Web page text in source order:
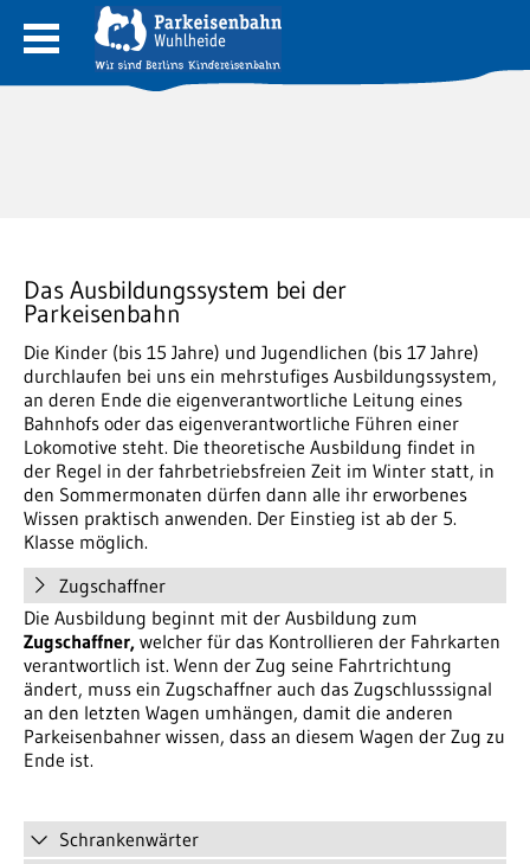
Das Ausbildungssystem bei der
Parkeisenbahn
Die Kinder (bis 15 Jahre) und Jugendlichen (bis 17 Jahre)
durchlaufen bei uns ein mehrstufiges Ausbildungssystem,
an deren Ende die eigenverantwortliche Leitung eines
Bahnhofs oder das eigenverantwortliche Führen einer
Lokomotive steht. Die theoretische Ausbildung findet in
der Regel in der fahrbetriebsfreien Zeit im Winter statt, in
den Sommermonaten dürfen dann alle ihr erworbenes
Wissen praktisch anwenden. Der Einstieg ist ab der 5.
Klasse möglich.
Zugschaffner
Die Ausbildung beginnt mit der Ausbildung zum
Zugschaffner, welcher für das Kontrollieren der Fahrkarten
verantwortlich ist. Wenn der Zug seine Fahrtrichtung
ändert, muss ein Zugschaffner auch das Zugschlusssignal
an den letzten Wagen umhängen, damit die anderen
Parkeisenbahner wissen, dass an diesem Wagen der Zug zu
Ende ist.
Schrankenwärter